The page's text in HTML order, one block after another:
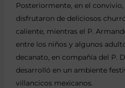
Posteriormente, en el convivio,
disfrutaron de deliciosos
caliente, mientras el P.
entre los niños y algunos
decanato, en compañía del P.
desarrolló en un ambiente
villancicos mexicanos.